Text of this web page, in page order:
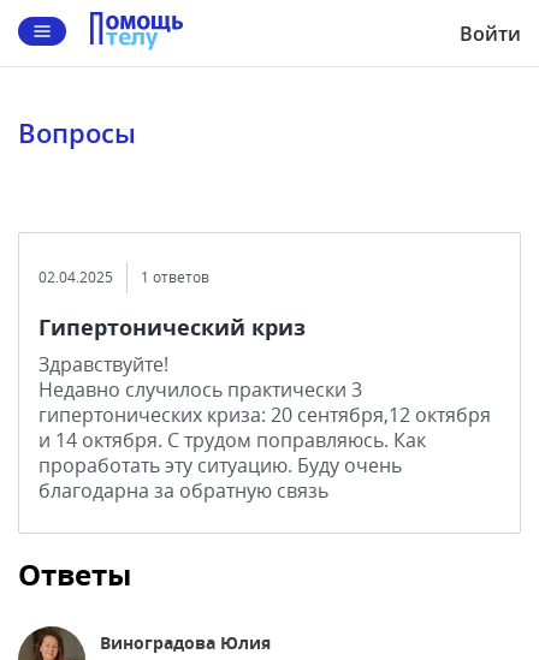
Войти
Вопросы
02.04.2025 1 ответов
Гипертонический криз
Здравствуйте!
Недавно случилось практически 3
гипертонических криза: 20 сентября,12 октября
и 14 октября. С трудом поправляюсь. Как
проработать эту ситуацию. Буду очень
благодарна за обратную связь
Ответы
Виноградова Юлия